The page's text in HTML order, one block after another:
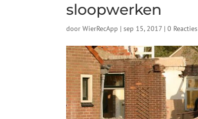
sloopwerken
doorWierRecApp |sep 15, 2017 |0 Reacties